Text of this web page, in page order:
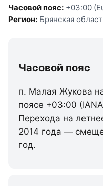
Часовой пояс: +03:00
Регион: Брянская
Часовой пояс
п. Малая Жукова
поясе +03:00
Перехода на
2014 года —
год.